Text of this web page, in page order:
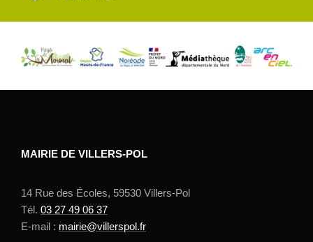
MAIRIE DE VILLERS-POL
14 Rue des Écoles, 59530 Villers-Pol
Tél. 03 27 49 06 37
E-mail : mairie@villerspol.fr